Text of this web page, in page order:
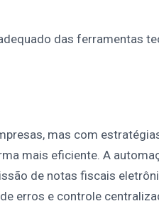
das ferramentas
mas com
mais eficiente. A
de notas fiscais
erros e controle